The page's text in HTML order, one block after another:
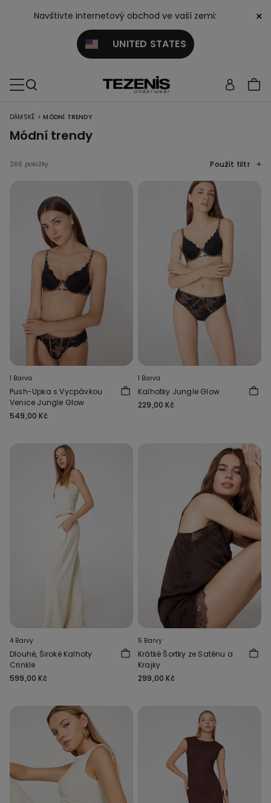
Navštivte internetový obchod ve vaší zemi:
UNITED STATES
×
DÁMSKÉ > MÓDNÍ TRENDY
Módní trendy
266 položky Použít filtr
1 Barva
Push-Upka s Vycpávkou
Venice Jungle Glow
549,00 Kč
1 Barva
Kalhotky Jungle Glow
229,00 Kč
4 Barvy
Dlouhé, Široké Kalhoty
Crinkle
599,00 Kč
5 Barvy
Krátké Šortky ze Saténu a
Krajky
299,00 Kč